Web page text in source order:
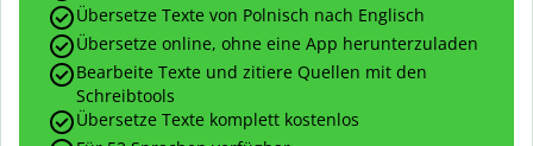
Übersetze Texte von Polnisch nach Englisch
Übersetze online, ohne eine App herunterzuladen
Bearbeite Texte und zitiere Quellen mit den
Schreibtools
Übersetze Texte komplett kostenlos